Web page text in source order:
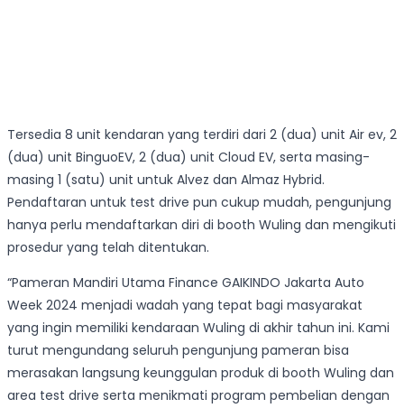
Tersedia 8 unit kendaran yang terdiri dari 2 (dua) unit Air ev, 2
(dua) unit BinguoEV, 2 (dua) unit Cloud EV, serta masing-
masing 1 (satu) unit untuk Alvez dan Almaz Hybrid.
Pendaftaran untuk test drive pun cukup mudah, pengunjung
hanya perlu mendaftarkan diri di booth Wuling dan mengikuti
prosedur yang telah ditentukan.
“Pameran Mandiri Utama Finance GAIKINDO Jakarta Auto
Week 2024 menjadi wadah yang tepat bagi masyarakat
yang ingin memiliki kendaraan Wuling di akhir tahun ini. Kami
turut mengundang seluruh pengunjung pameran bisa
merasakan langsung keunggulan produk di booth Wuling dan
area test drive serta menikmati program pembelian dengan